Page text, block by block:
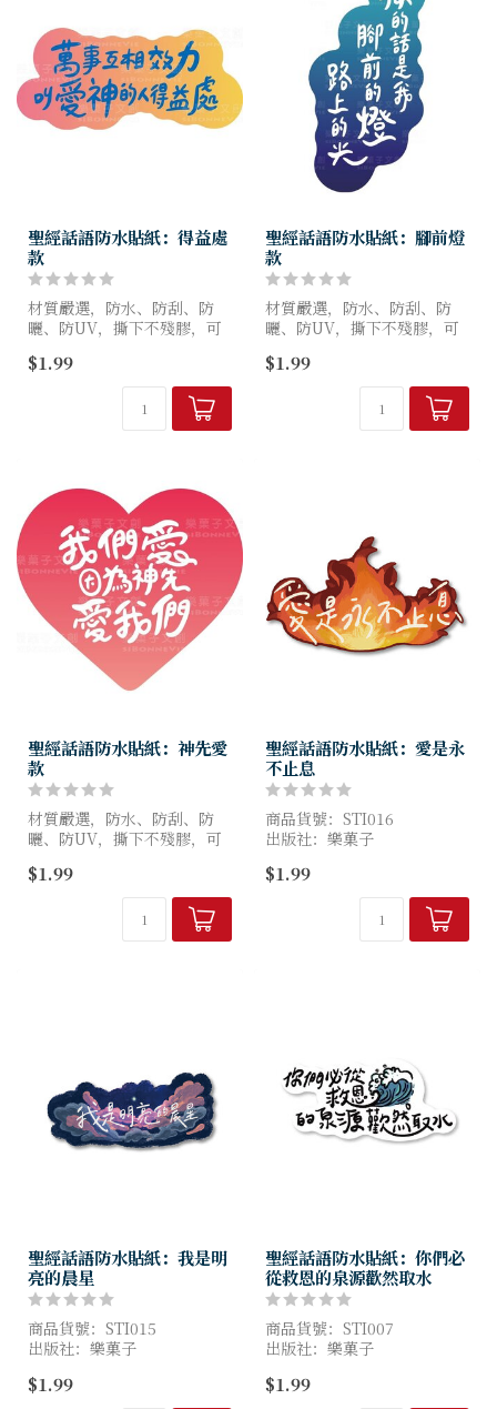
聖經話語防水貼紙：得益處
款
材質嚴選，防水、防刮、防
曬、防UV，撕下不殘膠，可
何地方。
自用送禮，傳福音的好選擇!
$1.99
聖經話語防水貼紙：腳前燈
款
材質嚴選，防水、防刮、防
曬、防UV，撕下不殘膠，可
何地方。
自用送禮，傳福音的好選擇!
$1.99
聖經話語防水貼紙：神先愛
款
材質嚴選，防水、防刮、防
曬、防UV，撕下不殘膠，可
何地方。
自用送禮，傳福音的好選擇!
$1.99
聖經話語防水貼紙：愛是永
不止息
商品貨號：STI016
出版社：樂菓子
$1.99
聖經話語防水貼紙：我是明
亮的晨星
商品貨號：STI015
出版社：樂菓子
$1.99
聖經話語防水貼紙：你們必
從救恩的泉源歡然取水
商品貨號：STI007
出版社：樂菓子
$1.99